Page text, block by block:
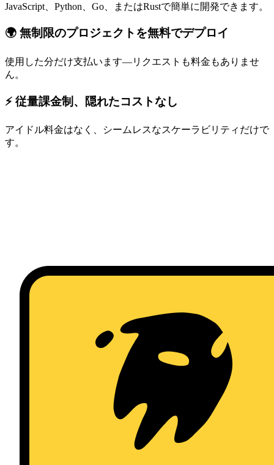
JavaScript、Python、Go、またはRustで簡単に開発できます。
🌍 無制限のプロジェクトを無料でデプロイ
使用した分だけ支払います—リクエストも料金もありませ
ん。
⚡ 従量課金制、隠れたコストなし
アイドル料金はなく、シームレスなスケーラビリティだけで
す。